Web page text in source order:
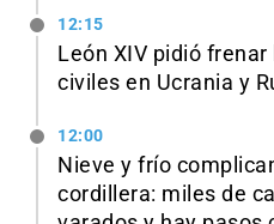
12:15
León XIV pidió
civiles en Ucrania y
12:00
Nieve y frío
cordillera: miles de